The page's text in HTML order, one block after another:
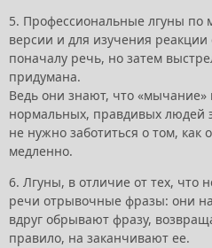
5. Профессиональные лгуны по
версии и для изучения
поначалу речь, но затем
придумана.
Ведь они знают, что
нормальных, правдивых людей
не нужно заботиться о том,
медленно.
6. Лгуны, в отличие от тех, что
речи отрывочные фразы: они
вдруг обрывают фразу,
правило, на заканчивают ее.